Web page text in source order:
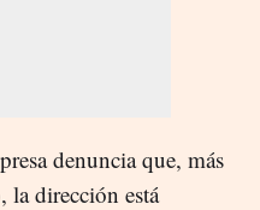
denuncia que, más
la dirección está